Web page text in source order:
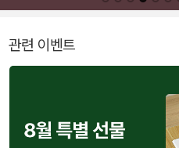
관련 이벤트